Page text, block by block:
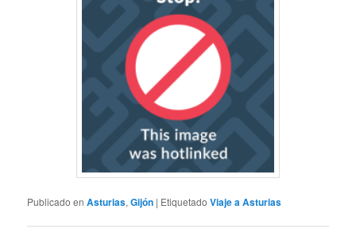
Publicado en Asturias,Gijón | Etiquetado Viaje a Asturias